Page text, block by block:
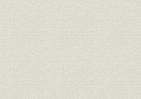
エネルギー;設備 発電力と電線路
エネルギー;設備 電圧別送電線こ
生産 ガイシの国内生
事業所
松風工業本社と
社本社